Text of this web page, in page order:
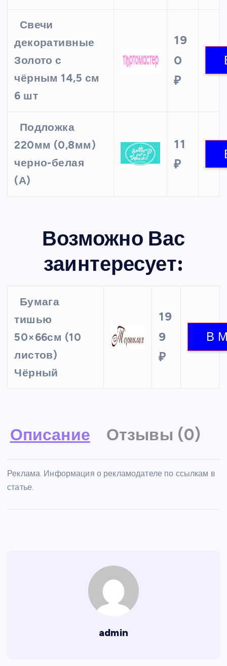
Свечи
декоративные
Золото с
чёрным 14,5 см
6 шт
19
0
₽
Подложка
220мм (0,8мм)
черно-белая
(А)
11
₽
Возможно Вас
заинтересует:
Бумага
тишью
50×66см (10
листов)
Чёрный
19
9
₽
Описание Отзывы (0)
Реклама. Информация о рекламодателе по ссылкам в
статье.
admin